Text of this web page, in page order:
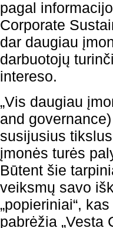
pagal
Corporate
dar daugiau
darbuotojų
intereso.
„Vis daugiau
and
susijusius
įmonės turės
Būtent šie
veiksmų savo
„popieriniai“,
pabrėžia „Vesta